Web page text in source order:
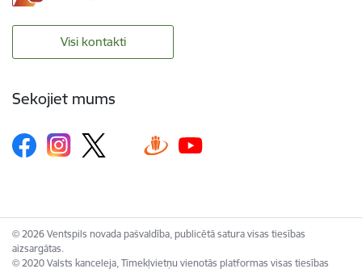
Visi kontakti
Sekojiet mums
© 2026 Ventspils novada pašvaldība, publicētā satura visas tiesības
aizsargātas.
© 2020 Valsts kanceleja, Tīmekļvietņu vienotās platformas visas tiesības